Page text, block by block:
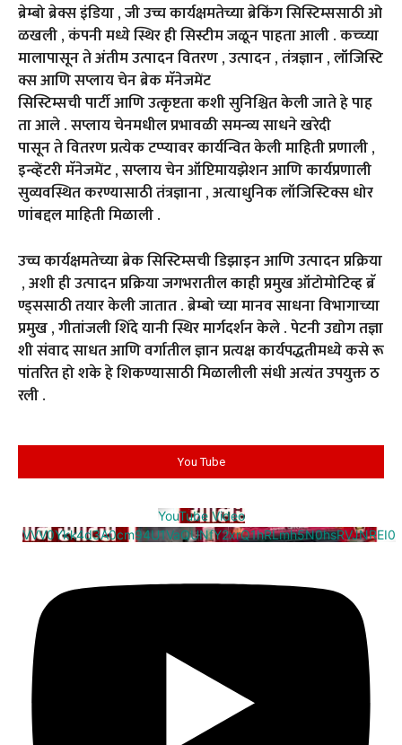
ब्रेम्बो ब्रेक्स इंडिया , जी उच्च कार्यक्षमतेच्या ब्रेकिंग सिस्टिम्ससाठी ओ
ळखली , कंपनी मध्ये स्थिर ही सिस्टीम जळून पाहता आली . कच्च्या
मालापासून ते अंतीम उत्पादन वितरण , उत्पादन , तंत्रज्ञान , लॉजिस्टि
क्स आणि सप्लाय चेन ब्रेक मॅनेजमेंट ​
सिस्टिम्सची पार्टी आणि उत्कृष्टता कशी सुनिश्चित केली जाते हे पाह
ता आले . सप्लाय चेनमधील प्रभावळी समन्व्य साधने खरेदी
पासून ते वितरण प्रत्येक टप्प्यावर कार्यन्वित केली माहिती प्रणाली ,
इन्व्हेंटरी मॅनेजमेंट , सप्लाय चेन ऑप्टिमायझेशन आणि कार्यप्रणाली
सुव्यवस्थित करण्यासाठी तंत्रज्ञाना , अत्याधुनिक लॉजिस्टिक्स धोर
णांबद्दल माहिती मिळाली .
उच्च कार्यक्षमतेच्या ब्रेक सिस्टिम्सची डिझाइन आणि उत्पादन प्रक्रिया
, अशी ही उत्पादन प्रक्रिया जगभरातील काही प्रमुख ऑटोमोटिव्ह ब्रॅ
ण्ड्ससाठी तयार केली जातात . ब्रेम्बो च्या मानव साधना विभागाच्या
प्रमुख , गीतांजली शिंदे यानी स्थिर मार्गदर्शन केले . पेटनी उद्योग तज्ञा
शी संवाद साधत आणि वर्गातील ज्ञान प्रत्यक्ष कार्यपद्धतीमध्ये कसे रू
पांतरित हो शके हे शिकण्यासाठी मिळालीली संधी अत्यंत उपयुक्त ठ
रली .
You Tube
YouTube Video
VVV0Ykk4d3A0cm94U1VaQUNfY2xrQ1hRLmh5N0hsRVJNREI0